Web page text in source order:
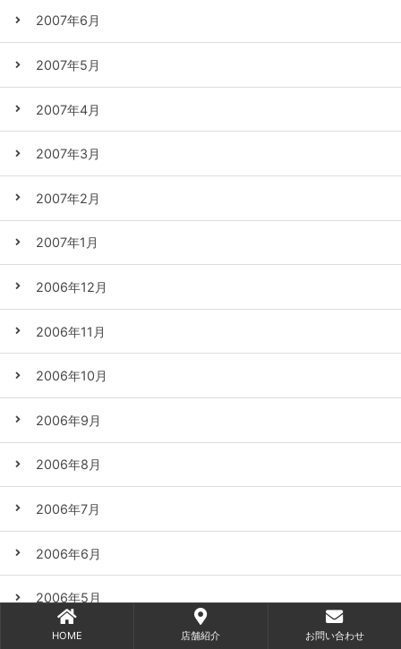
2007年6月
2007年5月
2007年4月
2007年3月
2007年2月
2007年1月
2006年12月
2006年11月
2006年10月
2006年9月
2006年8月
2006年7月
2006年6月
2006年5月
2006年4月
HOME 店舗紹介 お問い合わせ